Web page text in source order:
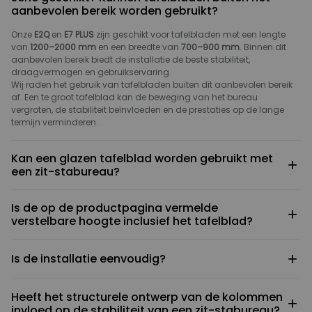
aanbevolen bereik worden gebruikt?
Onze E2Qen E7 PLUS zijn geschikt voor tafelbladen met een lengte
van 1200–2000 mm en een breedte van 700–900 mm. Binnen dit
aanbevolen bereik biedt de installatie de beste stabiliteit,
draagvermogen en gebruikservaring.
Wij raden het gebruik van tafelbladen buiten dit aanbevolen bereik
af. Een te groot tafelblad kan de beweging van het bureau
vergroten, de stabiliteit beïnvloeden en de prestaties op de lange
termijn verminderen.
Kan een glazen tafelblad worden gebruikt met
een zit-stabureau?
+
tafelblad worden bevestigd, maar glas is hiervoor niet geschikt.
Daarnaast stelt glas hogere eisen aan draagkracht en veiligheid.
Is de op de productpagina vermelde
verstelbare hoogte inclusief het tafelblad?
+
wordt weergegeven, hebben uitsluitend betrekking op het
de dikte van het gekozen tafelblad.
Is de installatie eenvoudig? +
geïllustreerde montagehandleiding. Door de stappen te volgen kan
de installatie eenvoudig worden uitgevoerd. De meeste gebruikers
Heeft het structurele ontwerp van de kolommen +